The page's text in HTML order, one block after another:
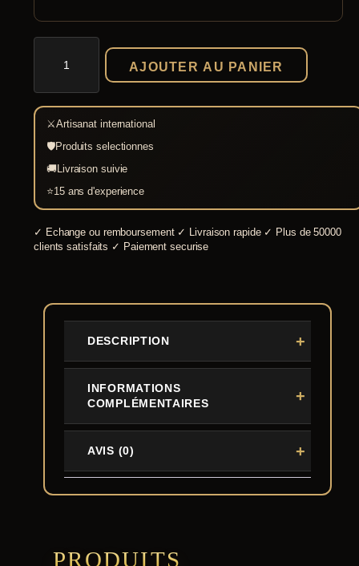
quantité
Grande
Markward
8x5
AJOUTER AU PANIER
⚔Artisanat international
🛡Produits selectionnes
🚚Livraison suivie
⭐15 ans d'experience
✓ Echange ou remboursement ✓ Livraison rapide ✓ Plus de 50000
clients satisfaits ✓ Paiement securise
DESCRIPTION
INFORMATIONS
COMPLÉMENTAIRES
AVIS (0)
PRODUITS